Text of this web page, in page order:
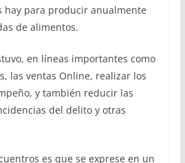
hay para producir anualmente
de alimentos.
en líneas importantes como
las ventas Online, realizar los
y también reducir las
del delito y otras
es que se exprese en un